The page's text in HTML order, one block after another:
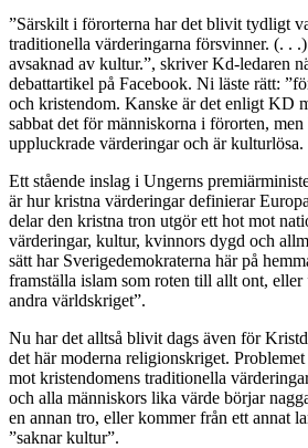
”Särskilt i förorterna har det blivit tydligt
traditionella värderingarna försvinner. (. .
avsaknad av kultur.”, skriver Kd-ledaren
debattartikel på Facebook. Ni läste rätt:
och kristendom. Kanske är det enligt KD
sabbat det för människorna i förorten, men
uppluckrade värderingar och är kulturlösa.
Ett stående inslag i Ungerns
är hur kristna värderingar definierar
delar den kristna tron utgör ett hot mot
värderingar, kultur, kvinnors dygd och
sätt har Sverigedemokraterna här på
framställa islam som roten till allt ont, eller
andra världskriget”.
Nu har det alltså blivit dags även för
det här moderna religionskriget.
mot kristendomens traditionella
och alla människors lika värde börjar
en annan tro, eller kommer från ett annat
”saknar kultur”.